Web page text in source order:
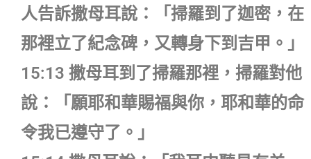
人告訴撒母耳說：「掃羅到了迦密，在
那裡立了紀念碑，又轉身下到吉甲。」
15:13 撒母耳到了掃羅那裡，掃羅對他
說：「願耶和華賜福與你，耶和華的命
令我已遵守了。」